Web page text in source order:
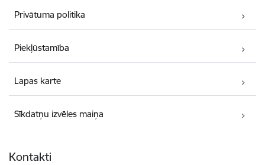
Privātuma politika
Piekļūstamība
Lapas karte
Sīkdatņu izvēles maiņa
Kontakti